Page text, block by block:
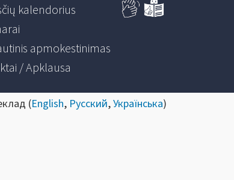
kalendorius
apmokestinimas
/ Apklausa
(English, Русский,Українська)